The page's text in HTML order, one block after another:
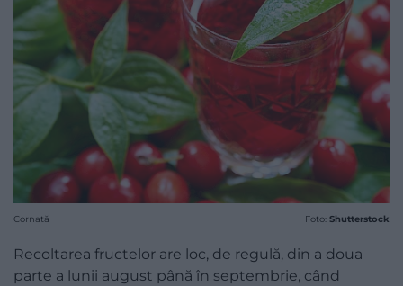
Cornată Foto: Shutterstock
Recoltarea fructelor are loc, de regulă, din a doua
parte a lunii august până în septembrie, când